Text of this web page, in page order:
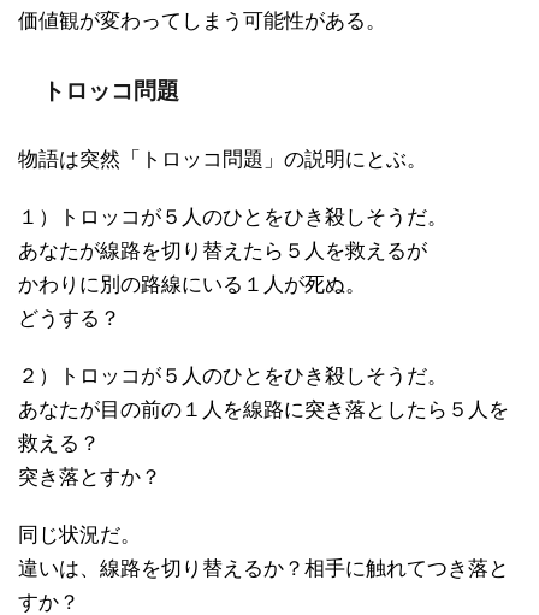
価値観が変わってしまう可能性がある。
トロッコ問題
物語は突然「トロッコ問題」の説明にとぶ。
１）トロッコが５人のひとをひき殺しそうだ。
あなたが線路を切り替えたら５人を救えるが
かわりに別の路線にいる１人が死ぬ。
どうする？
２）トロッコが５人のひとをひき殺しそうだ。
あなたが目の前の１人を線路に突き落としたら５人を
救える？
突き落とすか？
同じ状況だ。
違いは、線路を切り替えるか？相手に触れてつき落と
すか？